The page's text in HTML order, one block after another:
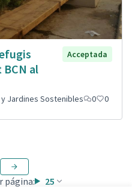
al
Acceptada
Jardines Sostenibles 0 0
página: 25